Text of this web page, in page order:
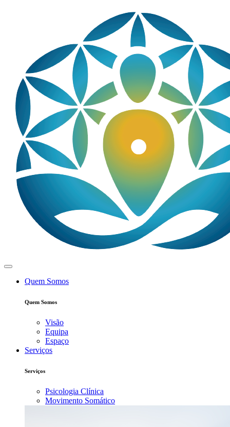
Quem Somos
Quem Somos
Visão
Equipa
Espaço
Serviços
Serviços
Psicologia Clínica
Movimento Somático